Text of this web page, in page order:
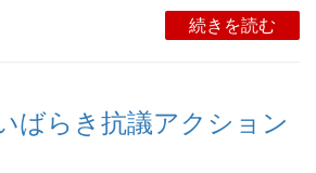
続きを読む
ばらき抗議アクション